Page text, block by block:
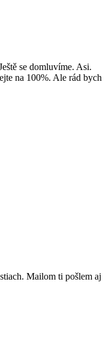
se domluvíme. Asi.
na 100%. Ale rád bych
Mailom ti pošlem aj